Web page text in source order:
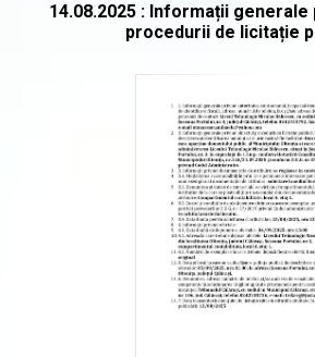
14.08.2025 : Informații
procedurii de licitație